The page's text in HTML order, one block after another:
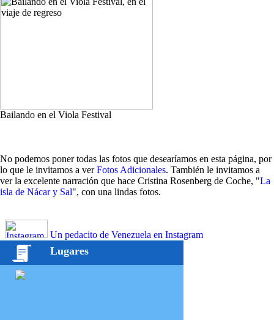
Bailando en el Viola Festival
No podemos poner todas las fotos que desearíamos en esta página, por
lo que le invitamos a verFotos Adicionales. También le invitamos a
ver la excelente narración que hace Cristina Rosenberg de Coche, "La
isla de Nácar y Sal", con una lindas fotos.
Un pedacito de Venezuela en Instagram
Lugares